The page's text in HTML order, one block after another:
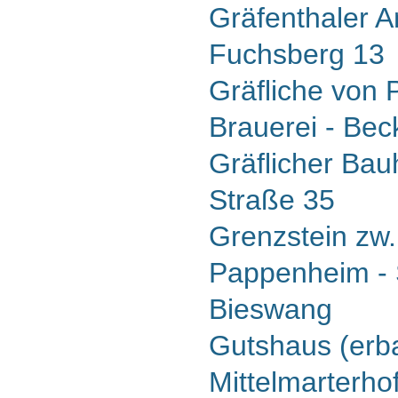
Gräfenthaler
Fuchsberg 13
Gräfliche von
Brauerei -
Gräflicher
Straße 35
Grenzstein
Pappenheim
Bieswang
Gutshaus